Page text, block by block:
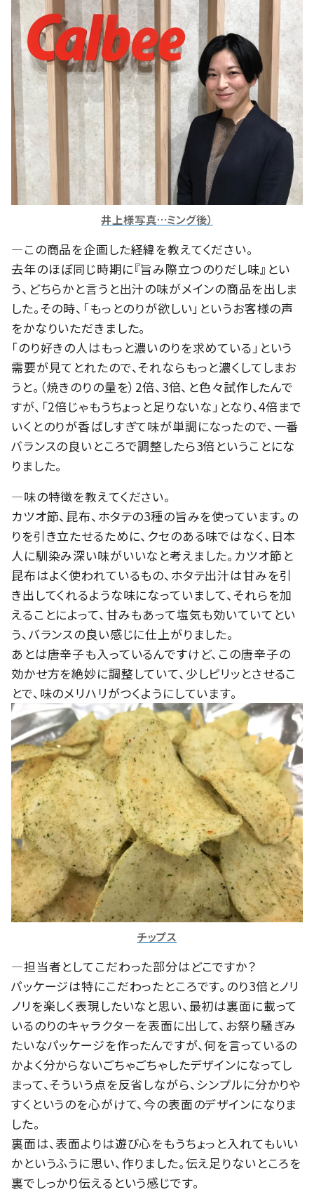
井上様写真…ミング後）
―この商品を企画した経緯を教えてください。
去年のほぼ同じ時期に『旨み際立つのりだし味』とい
う、どちらかと言うと出汁の味がメインの商品を出しま
した。その時、「もっとのりが欲しい」というお客様の声
をかなりいただきました。
「のり好きの人はもっと濃いのりを求めている」という
需要が見てとれたので、それならもっと濃くしてしまお
うと。（焼きのりの量を）2倍、3倍、と色々試作したんで
すが、「2倍じゃもうちょっと足りないな」となり、4倍まで
いくとのりが香ばしすぎて味が単調になったので、一番
バランスの良いところで調整したら3倍ということにな
りました。
―味の特徴を教えてください。
カツオ節、昆布、ホタテの3種の旨みを使っています。の
りを引き立たせるために、クセのある味ではなく、日本
人に馴染み深い味がいいなと考えました。カツオ節と
昆布はよく使われているもの、ホタテ出汁は甘みを引
き出してくれるような味になっていまして、それらを加
えることによって、甘みもあって塩気も効いていてとい
う、バランスの良い感じに仕上がりました。
あとは唐辛子も入っているんですけど、この唐辛子の
効かせ方を絶妙に調整していて、少しピリッとさせるこ
とで、味のメリハリがつくようにしています。
チップス
―担当者としてこだわった部分はどこですか？
パッケージは特にこだわったところです。のり3倍とノリ
ノリを楽しく表現したいなと思い、最初は裏面に載って
いるのりのキャラクターを表面に出して、お祭り騒ぎみ
たいなパッケージを作ったんですが、何を言っているの
かよく分からないごちゃごちゃしたデザインになってし
まって、そういう点を反省しながら、シンプルに分かりや
すくというのを心がけて、今の表面のデザインになりま
した。
裏面は、表面よりは遊び心をもうちょっと入れてもいい
かというふうに思い、作りました。伝え足りないところを
裏でしっかり伝えるという感じです。